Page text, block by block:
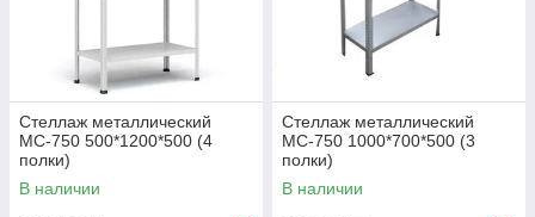
Стеллаж металлический
МС-750 500*1200*500 (4
полки)
В наличии
Стеллаж металлический
МС-750 1000*700*500 (3
полки)
В наличии